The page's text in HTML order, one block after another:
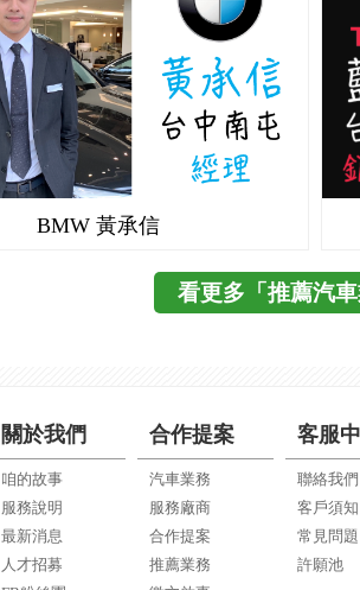
BMW 黃承信
看更多「推薦汽
關於我們
咱的故事
服務說明
最新消息
人才招募
合作提案
汽車業務
服務廠商
合作提案
推薦業務
客服
聯絡我們
客戶須知
常見問題
許願池